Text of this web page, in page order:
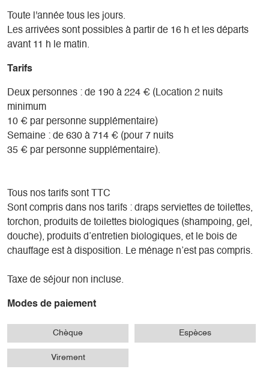
Toute l'année tous les jours.
Les arrivées sont possibles à partir de 16 h et les départs
avant 11 h le matin.
Tarifs
Deux personnes : de 190 à 224 € (Location 2 nuits
minimum
10 € par personne supplémentaire)
Semaine : de 630 à 714 € (pour 7 nuits
35 € par personne supplémentaire).
Tous nos tarifs sont TTC
Sont compris dans nos tarifs : draps serviettes de toilettes,
torchon, produits de toilettes biologiques (shampoing, gel,
douche), produits d’entretien biologiques, et le bois de
chauffage est à disposition. Le ménage n’est pas compris.
Taxe de séjour non incluse.
Modes de paiement
Chèque Espèces
Virement